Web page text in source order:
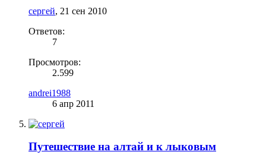
сергей, 21 сен 2010
Ответов:
7
Просмотров:
2.599
andrei1988
6 апр 2011
Путешествие на алтай и к лыковым